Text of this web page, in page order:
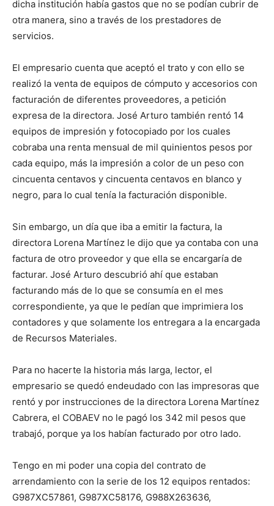
dicha institución había gastos que no se podían cubrir de
otra manera, sino a través de los prestadores de
servicios.
El empresario cuenta que aceptó el trato y con ello se
realizó la venta de equipos de cómputo y accesorios con
facturación de diferentes proveedores, a petición
expresa de la directora. José Arturo también rentó 14
equipos de impresión y fotocopiado por los cuales
cobraba una renta mensual de mil quinientos pesos por
cada equipo, más la impresión a color de un peso con
cincuenta centavos y cincuenta centavos en blanco y
negro, para lo cual tenía la facturación disponible.
Sin embargo, un día que iba a emitir la factura, la
directora Lorena Martínez le dijo que ya contaba con una
factura de otro proveedor y que ella se encargaría de
facturar. José Arturo descubrió ahí que estaban
facturando más de lo que se consumía en el mes
correspondiente, ya que le pedían que imprimiera los
contadores y que solamente los entregara a la encargada
de Recursos Materiales.
Para no hacerte la historia más larga, lector, el
empresario se quedó endeudado con las impresoras que
rentó y por instrucciones de la directora Lorena Martínez
Cabrera, el COBAEV no le pagó los 342 mil pesos que
trabajó, porque ya los habían facturado por otro lado.
Tengo en mi poder una copia del contrato de
arrendamiento con la serie de los 12 equipos rentados:
G987XC57861, G987XC58176, G988X263636,